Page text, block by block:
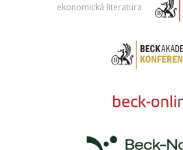
ekonomická literatura